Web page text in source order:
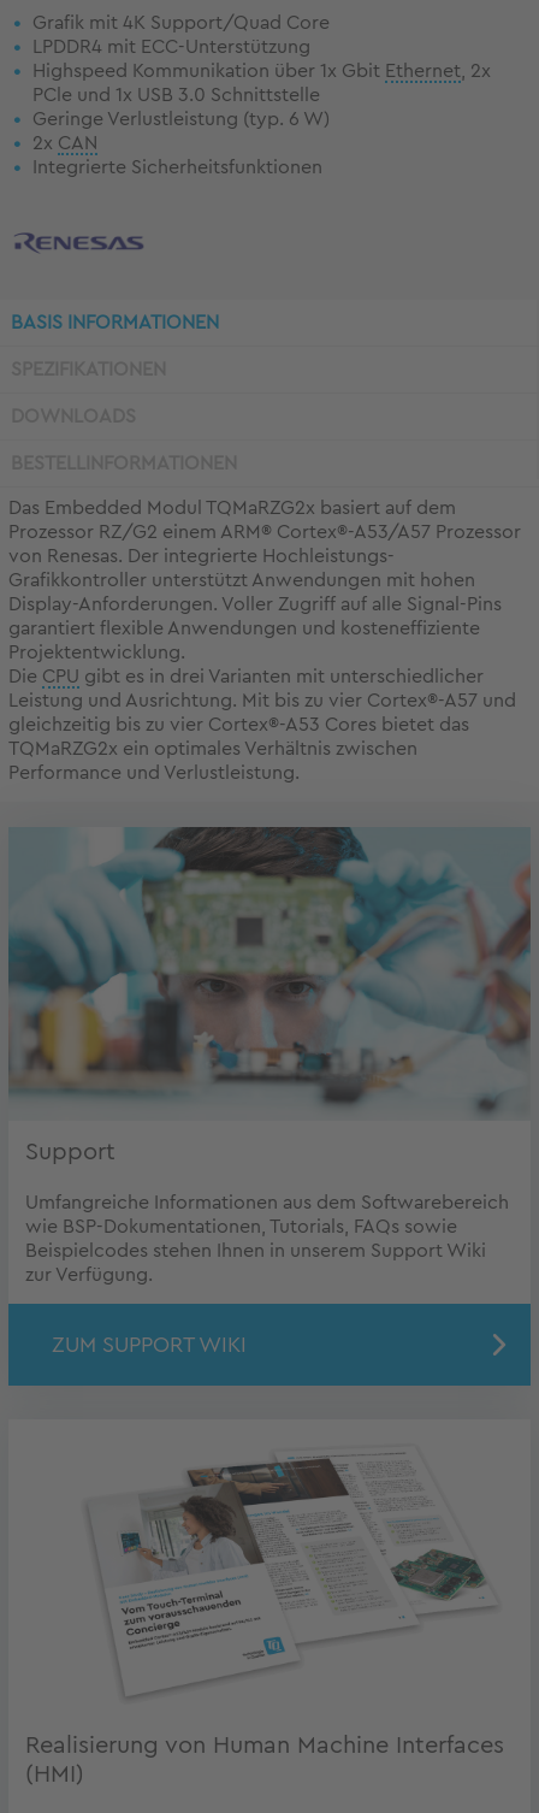
Grafik mit 4K Support/Quad Core
LPDDR4 mit ECC-Unterstützung
Highspeed Kommunikation über 1x Gbit Ethernet , 2x
PCle und 1x USB 3.0 Schnittstelle
Geringe Verlustleistung (typ. 6 W)
2x CAN
Integrierte Sicherheitsfunktionen
BASIS INFORMATIONEN
Das Embedded Modul TQMaRZG2x basiert auf dem
Prozessor RZ/G2 einem ARM® Cortex®-A53/A57 Prozessor
von Renesas. Der integrierte Hochleistungs-
Grafikkontroller unterstützt Anwendungen mit hohen
Display-Anforderungen. Voller Zugriff auf alle Signal-Pins
garantiert flexible Anwendungen und kosteneffiziente
Projektentwicklung.
Die CPU gibt es in drei Varianten mit unterschiedlicher
Leistung und Ausrichtung. Mit bis zu vier Cortex®-A57 und
gleichzeitig bis zu vier Cortex®-A53 Cores bietet das
TQMaRZG2x ein optimales Verhältnis zwischen
Performance und Verlustleistung.
Support
Umfangreiche Informationen aus dem Softwarebereich
wie BSP-Dokumentationen, Tutorials, FAQs sowie
Beispielcodes stehen Ihnen in unserem Support Wiki
zur Verfügung.
ZUM SUPPORT WIKI
Realisierung von Human Machine Interfaces
(HMI)